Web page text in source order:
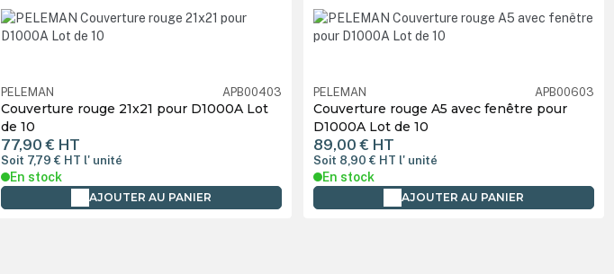
PELEMAN APB00403
Couverture rouge 21x21 pour D1000A Lot
de 10
77,90 € HT
Soit 7,79 € HT l' unité
En stock
AJOUTER AU PANIER
PELEMAN APB00603
Couverture rouge A5 avec fenêtre pour
D1000A Lot de 10
89,00 € HT
Soit 8,90 € HT l' unité
En stock
AJOUTER AU PANIER